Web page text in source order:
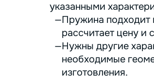
указанными
Пружина подходит
рассчитает цену и
Нужны другие
необходимые
изготовления.